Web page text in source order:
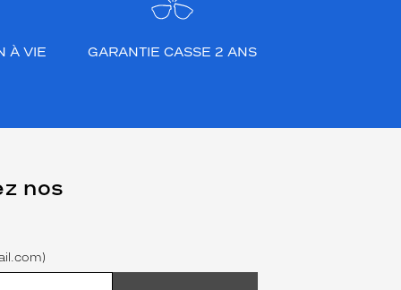
À VIE GARANTIE CASSE 2 ANS
nos